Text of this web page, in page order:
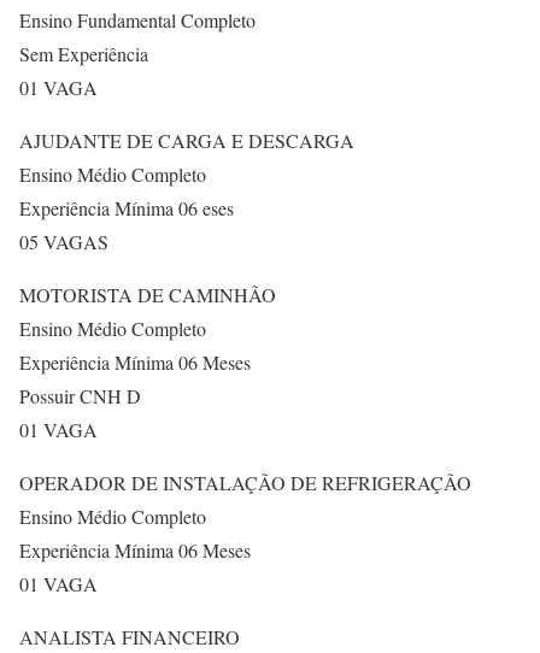
Ensino Fundamental Completo
Sem Experiência
01 VAGA
AJUDANTE DE CARGA E DESCARGA
Ensino Médio Completo
Experiência Mínima 06 eses
05 VAGAS
MOTORISTA DE CAMINHÃO
Ensino Médio Completo
Experiência Mínima 06 Meses
Possuir CNH D
01 VAGA
OPERADOR DE INSTALAÇÃO DE REFRIGERAÇÃO
Ensino Médio Completo
Experiência Mínima 06 Meses
01 VAGA
ANALISTA FINANCEIRO